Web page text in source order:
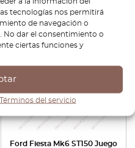
tecnologías nos permitirá
de navegación o
No dar el consentimiento o
ciertas funciones y
Términos del servicio
Ver producto
Ford Fiesta Mk6 ST150 Juego